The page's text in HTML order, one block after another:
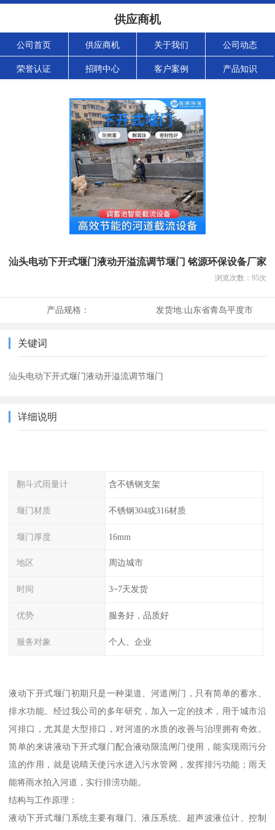
供应商机
公司首页 供应商机 关于我们 公司动态
荣誉认证 招聘中心 客户案例 产品知识
汕头电动下开式堰门液动开溢流调节堰门 铭源环保设备厂家
浏览次数： 95次
产品规格： 发货地:山东省青岛平度市
关键词
汕头电动下开式堰门液动开溢流调节堰门
详细说明
翻斗式雨量计 含不锈钢支架
堰门材质 不锈钢304或316材质
堰门厚度 16mm
地区 周边城市
时间 3~7天发货
优势 服务好，品质好
服务对象 个人、企业
液动下开式堰门初期只是一种渠道、河道闸门，只有简单的蓄水、
排水功能。经过我公司的多年研究，加入一定的技术，用于城市沿
河排口，尤其是大型排口，对河道的水质的改善与治理拥有奇效。
简单的来讲液动下开式堰门配合液动限流闸门使用，能实现雨污分
流的作用，就是说晴天使污水进入污水管网，发挥排污功能；雨天
能将雨水拍入河道，实行排涝功能。
结构与工作原理：
液动下开式堰门系统主要有堰门、液压系统、超声波液位计、控制